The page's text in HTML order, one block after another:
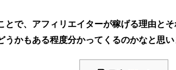
とで、アフィリエイターが稼げる理由と
うかもある程度分かってくるのかなと思い